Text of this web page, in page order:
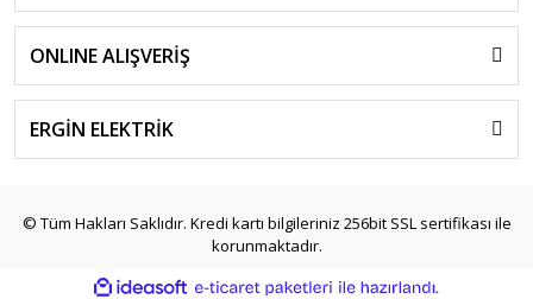
ONLINE ALIŞVERİŞ
ERGİN ELEKTRİK
© Tüm Hakları Saklıdır. Kredi kartı bilgileriniz 256bit SSL sertifikası ile
korunmaktadır.
ideasoft e-